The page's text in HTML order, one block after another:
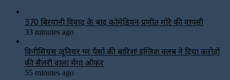
₹370 बिरयानी विवाद के बाद कॉमेडियन प्रणीत मोरे की वापसी
33 minutes ago
विनीसियस जूनियर पर पैसों की बारिश! इंग्लिश क्लब ने दिया करोड़ों
की सैलरी वाला मेगा ऑफर
55 minutes ago